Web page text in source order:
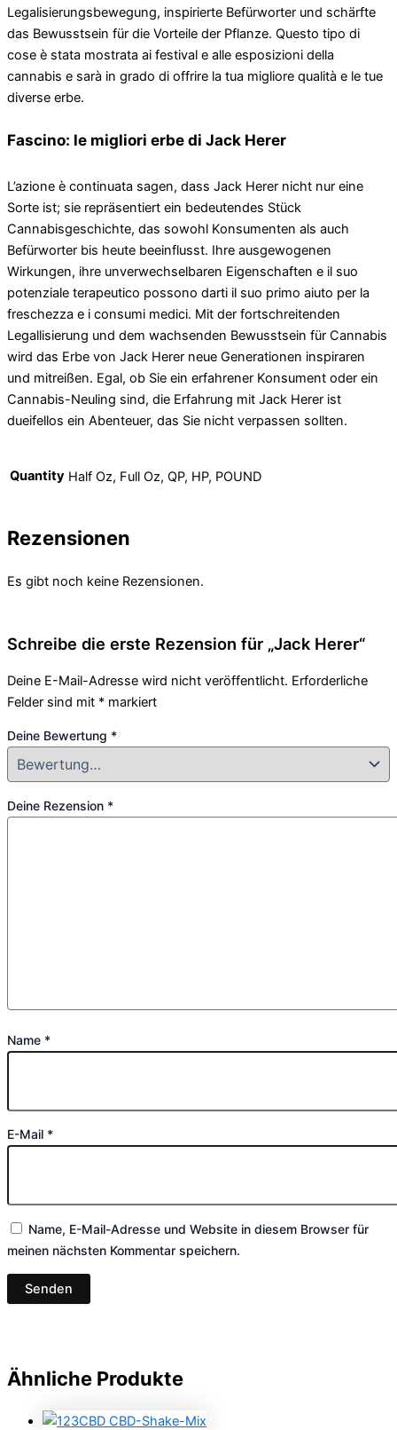
Legalisierungsbewegung, inspirierte Befürworter und schärfte
das Bewusstsein für die Vorteile der Pflanze. Questo tipo di
cose è stata mostrata ai festival e alle esposizioni della
cannabis e sarà in grado di offrire la tua migliore qualità e le tue
diverse erbe.
Fascino: le migliori erbe di Jack Herer
L’azione è continuata sagen, dass Jack Herer nicht nur eine
Sorte ist; sie repräsentiert ein bedeutendes Stück
Cannabisgeschichte, das sowohl Konsumenten als auch
Befürworter bis heute beeinflusst. Ihre ausgewogenen
Wirkungen, ihre unverwechselbaren Eigenschaften e il suo
potenziale terapeutico possono darti il ​​suo primo aiuto per la
freschezza e i consumi medici. Mit der fortschreitenden
Legallisierung und dem wachsenden Bewusstsein für Cannabis
wird das Erbe von Jack Herer neue Generationen inspiraren
und mitreißen. Egal, ob Sie ein erfahrener Konsument oder ein
Cannabis-Neuling sind, die Erfahrung mit Jack Herer ist
dueifellos ein Abenteuer, das Sie nicht verpassen sollten.
Quantity Half Oz, Full Oz, QP, HP, POUND
Rezensionen
Es gibt noch keine Rezensionen.
Schreibe die erste Rezension für „Jack Herer“
Deine E-Mail-Adresse wird nicht veröffentlicht. Erforderliche
Felder sind mit * markiert
Deine Bewertung *
Deine Rezension *
Name *
E-Mail *
Name, E-Mail-Adresse und Website in diesem Browser für
meinen nächsten Kommentar speichern.
Ähnliche Produkte